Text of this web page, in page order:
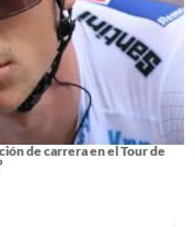
de carrera en el Tour de